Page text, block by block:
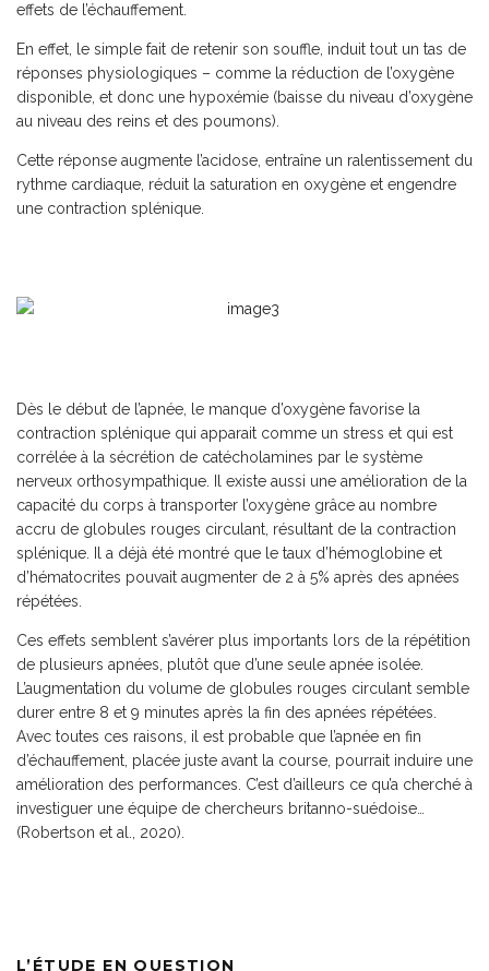
effets de l’échauffement.
En effet, le simple fait de retenir son souffle, induit tout un tas de
réponses physiologiques – comme la réduction de l’oxygène
disponible, et donc une hypoxémie (baisse du niveau d’oxygène
au niveau des reins et des poumons).
Cette réponse augmente l’acidose, entraîne un ralentissement du
rythme cardiaque, réduit la saturation en oxygène et engendre
une contraction splénique.
Dès le début de l’apnée, le manque d’oxygène favorise la
contraction splénique qui apparait comme un stress et qui est
corrélée à la sécrétion de catécholamines par le système
nerveux orthosympathique. Il existe aussi une amélioration de la
capacité du corps à transporter l’oxygène grâce au nombre
accru de globules rouges circulant, résultant de la contraction
splénique. Il a déjà été montré que le taux d’hémoglobine et
d’hématocrites pouvait augmenter de 2 à 5% après des apnées
répétées.
Ces effets semblent s’avérer plus importants lors de la répétition
de plusieurs apnées, plutôt que d’une seule apnée isolée.
L’augmentation du volume de globules rouges circulant semble
durer entre 8 et 9 minutes après la fin des apnées répétées.
Avec toutes ces raisons, il est probable que l’apnée en fin
d’échauffement, placée juste avant la course, pourrait induire une
amélioration des performances. C’est d’ailleurs ce qu’a cherché à
investiguer une équipe de chercheurs britanno-suédoise…
(Robertson et al., 2020).
L’ÉTUDE EN QUESTION